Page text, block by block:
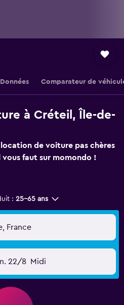
Données Comparateur de
à Créteil, Île-de-
de voiture pas chères
vous faut sur momondo !
: 25-65 ans
France
22/8 Midi